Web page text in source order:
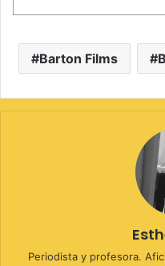
Barton Films
Periodista y profesora.